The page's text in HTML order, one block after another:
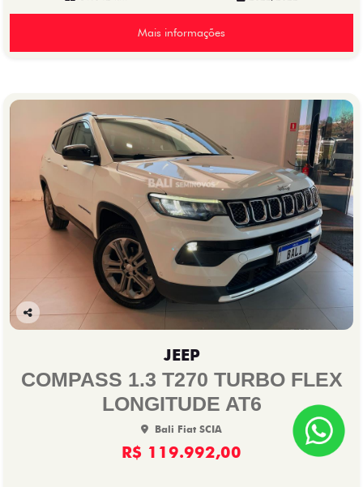
Mais informações
Co
lhe
JEEP
COMPASS 1.3 T270 TURBO FLEX
LONGITUDE AT6
Bali Fiat SCIA
R$ 119.992,00